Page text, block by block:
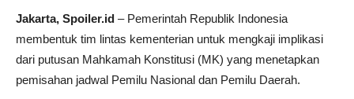
Jakarta, Spoiler.id – Pemerintah Republik Indonesia
membentuk tim lintas kementerian untuk mengkaji implikasi
dari putusan Mahkamah Konstitusi (MK) yang menetapkan
pemisahan jadwal Pemilu Nasional dan Pemilu Daerah.